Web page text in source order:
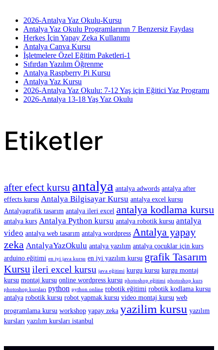
2026-Antalya Yaz Okulu-Kursu
Antalya Yaz Okulu Programlarının 7 Benzersiz Faydası
Herkes İçin Yapay Zeka Kullanımı
Antalya Canva Kursu
İşletmelere Özel Eğitim Paketleri-1
Sıfırdan Yazılım Öğrenme
Antalya Raspberry Pi Kursu
Antalya Yaz Kursu
2026-Antalya Yaz Okulu: 7-12 Yaş için Eğitici Yaz Programı
2026-Antalya 13-18 Yaş Yaz Okulu
Etiketler
after efect kursu antalya antalya adwords antalya after
effects kursu Antalya Bilgisayar Kursu antalya excel kursu
Antalyagrafik tasarım antalya ileri excel antalya kodlama kursu
antalya kurs Antalya Python kursu antalya robotik kursu antalya
video antalya web tasarım antalya wordpress Antalya yapay
zeka AntalyaYazOkulu antalya yazılım antalya çocuklar için kurs
arduino eğitimi en iyi java kursu en iyi yazılım kursu grafik Tasarım
Kursu ileri excel kursu java eğitimi kurgu kursu kurgu montaj
kursu montaj kursu online wordpress kursu photoshop eğitimi photoshop kurs
photoshop kursları python python online robotik eğitimi robotik kodlama kursu
antalya robotik kursu robot yapmak kursu video montaj kursu web
programlama kursu workshop yapay zeka yazilim kursu yazılım
kursları yazılım kursları istanbul